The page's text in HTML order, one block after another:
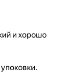
и хорошо